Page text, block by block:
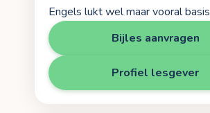
Engels lukt wel maar vooral basis
Bijles aanvragen
Profiel lesgever